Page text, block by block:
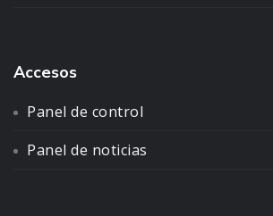
Accesos
Panel de control
Panel de noticias